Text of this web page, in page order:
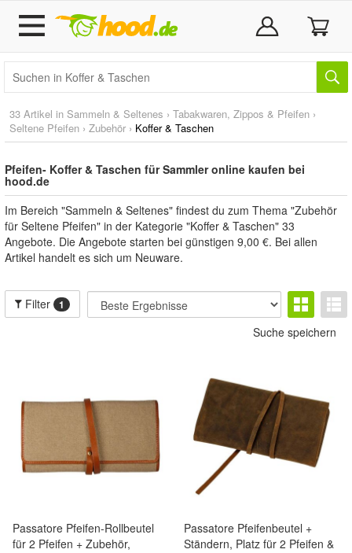
33 Artikel in Sammeln & Seltenes › Tabakwaren, Zippos & Pfeifen ›
Seltene Pfeifen › Zubehör › Koffer & Taschen
Pfeifen- Koffer & Taschen für Sammler online kaufen bei
hood.de
Im Bereich "Sammeln & Seltenes" findest du zum Thema "Zubehör
für Seltene Pfeifen" in der Kategorie "Koffer & Taschen" 33
Angebote. Die Angebote starten bei günstigen 9,00 €. Bei allen
Artikel handelt es sich um Neuware.
Filter 1
Suche speichern
Passatore Pfeifen-Rollbeutel
für 2 Pfeifen + Zubehör,
Passatore Pfeifenbeutel +
Ständern, Platz für 2 Pfeifen &